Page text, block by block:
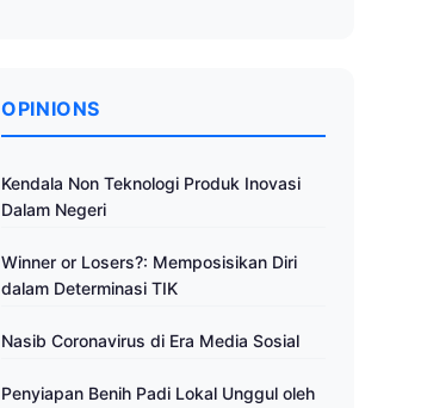
OPINIONS
Kendala Non Teknologi Produk Inovasi
Dalam Negeri
Winner or Losers?: Memposisikan Diri
dalam Determinasi TIK
Nasib Coronavirus di Era Media Sosial
Penyiapan Benih Padi Lokal Unggul oleh